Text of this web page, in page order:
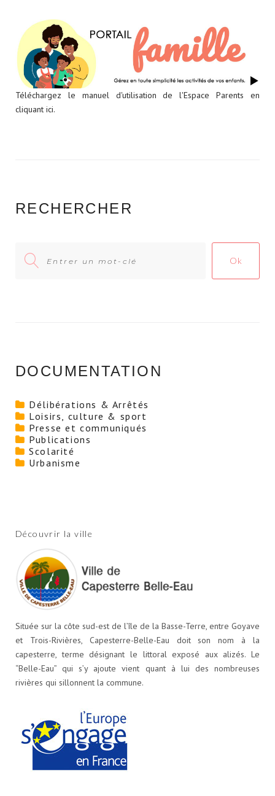
r
p
a
e
Téléchargez le manuel d'utilisation de l'Espace Parents en
cliquant ici.
RECHERCHER
for:
Ok
DOCUMENTATION
Délibérations & Arrêtés
Loisirs, culture & sport
Presse et communiqués
Publications
Scolarité
Urbanisme
Découvrir la ville
Située sur la côte sud-est de l’île de la Basse-Terre, entre Goyave
et Trois-Rivières, Capesterre-Belle-Eau doit son nom à la
capesterre, terme désignant le littoral exposé aux alizés. Le
“Belle-Eau” qui s’y ajoute vient quant à lui des nombreuses
rivières qui sillonnent la commune.